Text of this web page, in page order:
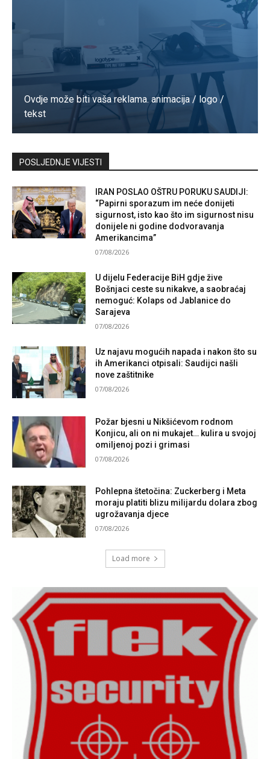
Ovdje može biti vaša reklama. animacija / logo /
tekst
Kontaktirajte nas
POSLJEDNJE VIJESTI
IRAN POSLAO OŠTRU PORUKU SAUDIJI:
“Papirni sporazum im neće donijeti
sigurnost, isto kao što im sigurnost nisu
donijele ni godine dodvoravanja
Amerikancima”
07/08/2026
U dijelu Federacije BiH gdje žive
Bošnjaci ceste su nikakve, a saobraćaj
nemoguć: Kolaps od Jablanice do
Sarajeva
07/08/2026
Uz najavu mogućih napada i nakon što su
ih Amerikanci otpisali: Saudijci našli
nove zaštitnike
07/08/2026
Požar bjesni u Nikšićevom rodnom
Konjicu, ali on ni mukajet… kulira u svojoj
omiljenoj pozi i grimasi
07/08/2026
Pohlepna štetočina: Zuckerberg i Meta
moraju platiti blizu milijardu dolara zbog
ugrožavanja djece
07/08/2026
Load more